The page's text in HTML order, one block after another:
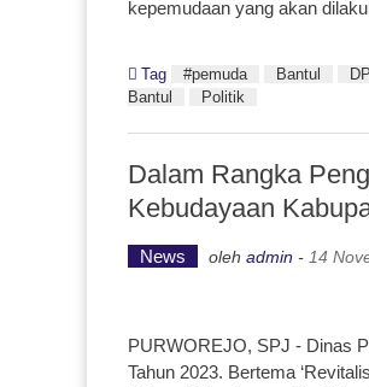
kepemudaan yang akan
Tag #pemuda Bantul
Bantul
Politik
Dalam Rangka
Kebudayaan
News oleh admin - 14
PURWOREJO, SPJ - Dinas
Tahun 2023. Bertema